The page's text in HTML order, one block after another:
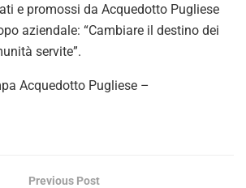
e promossi da Acquedotto Pugliese
aziendale: “Cambiare il destino dei
servite”.
Acquedotto Pugliese –
Previous Post